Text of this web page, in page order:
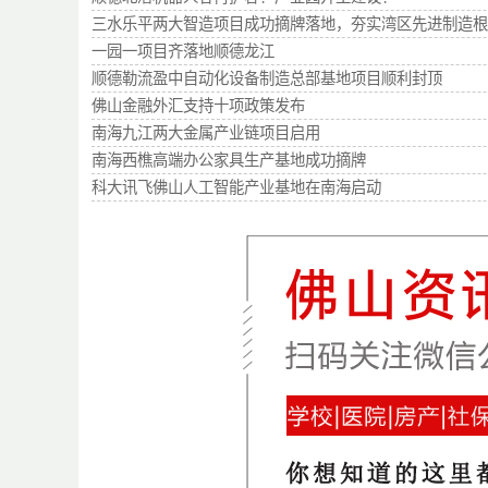
三水乐平两大智造项目成功摘牌落地，夯实湾区先进制造
一园一项目齐落地顺德龙江
顺德勒流盈中自动化设备制造总部基地项目顺利封顶
佛山金融外汇支持十项政策发布
南海九江两大金属产业链项目启用
南海西樵高端办公家具生产基地成功摘牌
科大讯飞佛山人工智能产业基地在南海启动